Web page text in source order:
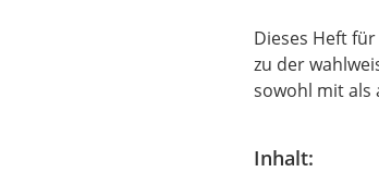
Dieses Heft
zu der
sowohl mit als
Inhalt: